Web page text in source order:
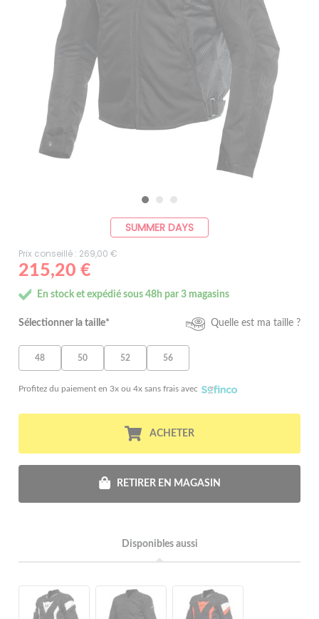
SUMMER DAYS
Prix conseillé : 269,00 €
215,20 €
En stock et expédié sous 48h par 3 magasins
Sélectionner la taille* Quelle est ma taille ?
48 50 52 56
Profitez du paiement en 3x ou 4x sans frais avec
ACHETER
RETIRER EN MAGASIN
Disponibles aussi